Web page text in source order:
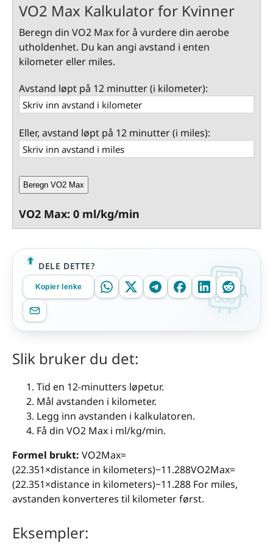
VO2 Max Kalkulator for Kvinner
Beregn din VO2 Max for å vurdere din aerobe
utholdenhet. Du kan angi avstand i enten
kilometer eller miles.
Avstand løpt på 12 minutter (i kilometer):
Eller, avstand løpt på 12 minutter (i miles):
Beregn VO2 Max
VO2 Max: 0 ml/kg/min
DELE DETTE?
Kopier lenke
Slik bruker du det:
Tid en 12-minutters løpetur.
Mål avstanden i kilometer.
Legg inn avstanden i kalkulatoren.
Få din VO2 Max i ml/kg/min.
Formel brukt: VO2Max=
(22.351×distance in kilometers)−11.288VO2Max=
(22.351×distance in kilometers)−11.288 For miles,
avstanden konverteres til kilometer først.
Eksempler: